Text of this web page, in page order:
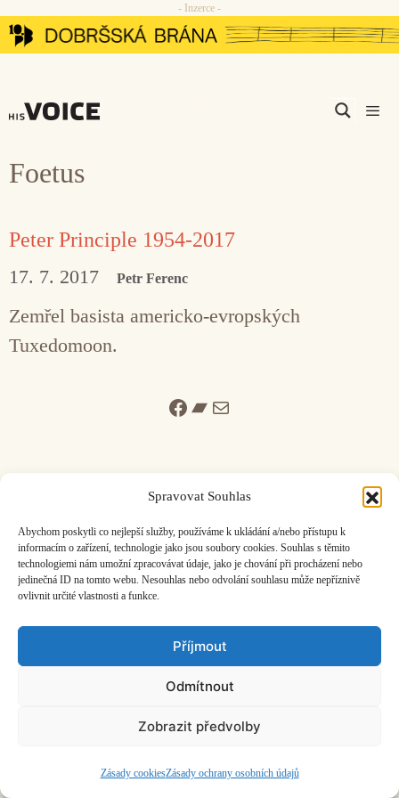
Spravovat Souhlas
Abychom poskytli co nejlepší služby, používáme k ukládání a/nebo přístupu k
informacím o zařízení, technologie jako jsou soubory cookies. Souhlas s těmito
technologiemi nám umožní zpracovávat údaje, jako je chování při procházení nebo
jedinečná ID na tomto webu. Nesouhlas nebo odvolání souhlasu může nepříznivě
ovlivnit určité vlastnosti a funkce.
Příjmout
Odmítnout
Zobrazit předvolby
Zásady cookiesZásady ochrany osobních údajů
Přeskočit
na
- Inzerce -
Foetus
Peter Principle 1954-2017
17. 7. 2017 Petr Ferenc
Zemřel basista americko-evropských
Tuxedomoon.
Facebook
Bandcamp
Mail
ČASOPIS O JINÉ HUDBĚ | vydáváHudební informační středisko
založeno 2001 | Kontaktujte nás:info@hisvoice.cz
©2026 HISvoice – design a adminAtelier Dokument